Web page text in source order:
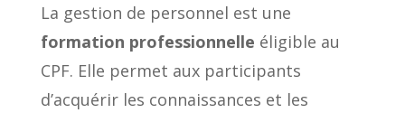
La gestion de personnel est une
formation professionnelle éligible au
CPF. Elle permet aux participants
d’acquérir les connaissances et les